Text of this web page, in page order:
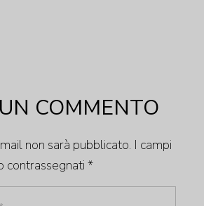
COMMENTO
non sarà pubblicato. I campi
contrassegnati*